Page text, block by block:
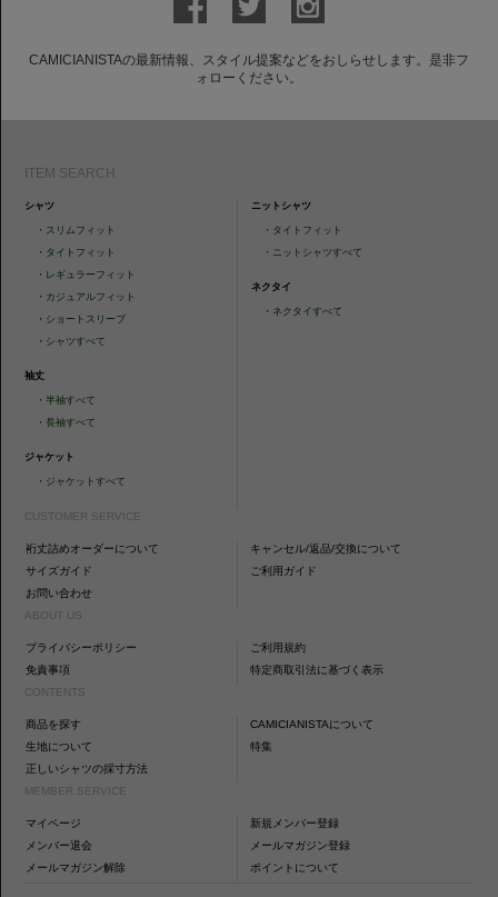
CAMICIANISTAの最新情報、スタイル提案などをおしらせします。是非フ
ォローください。
ITEM SEARCH
シャツ
・ スリムフィット
・ タイトフィット
・ レギュラーフィット
・ カジュアルフィット
・ ショートスリーブ
・ シャツすべて
袖丈
・半袖すべて
・長袖すべて
ジャケット
・ ジャケットすべて
ニットシャツ
・ タイトフィット
・ ニットシャツすべて
ネクタイ
・ ネクタイすべて
CUSTOMER SERVICE
裄丈詰めオーダーについて
キャンセル/返品/交換について
サイズガイド
ご利用ガイド
お問い合わせ
ABOUT US
プライバシーポリシー
ご利用規約
免責事項
特定商取引法に基づく表示
CONTENTS
商品を探す
CAMICIANISTAについて
生地について
特集
正しいシャツの採寸方法
MEMBER SERVICE
マイページ
新規メンバー登録
メンバー退会
メールマガジン登録
メールマガジン解除
ポイントについて